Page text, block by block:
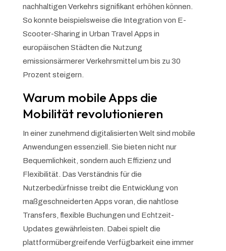
nachhaltigen Verkehrs signifikant erhöhen können.
So konnte beispielsweise die Integration von E-
Scooter-Sharing in Urban Travel Apps in
europäischen Städten die Nutzung
emissionsärmerer Verkehrsmittel um bis zu 30
Prozent steigern.
Warum mobile Apps die
Mobilität revolutionieren
In einer zunehmend digitalisierten Welt sind mobile
Anwendungen essenziell. Sie bieten nicht nur
Bequemlichkeit, sondern auch Effizienz und
Flexibilität. Das Verständnis für die
Nutzerbedürfnisse treibt die Entwicklung von
maßgeschneiderten Apps voran, die nahtlose
Transfers, flexible Buchungen und Echtzeit-
Updates gewährleisten. Dabei spielt die
plattformübergreifende Verfügbarkeit eine immer